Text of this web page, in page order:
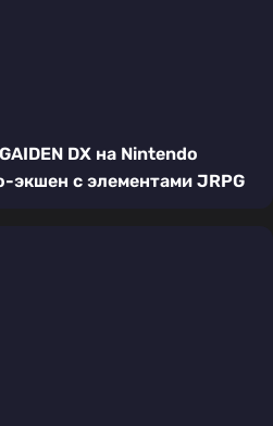
DX на Nintendo
экшен с элементами JRPG